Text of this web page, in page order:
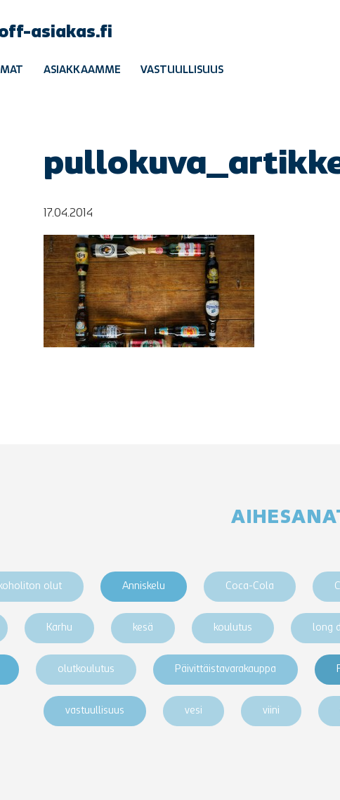
asiakas.fi
ASIAKKAAMME VASTUULLISUUS
17.04.2014
olut Anniskelu Coca-Cola
Karhu kesä koulutus long
olutkoulutus Päivittäistavarakauppa
vastuullisuus vesi viini